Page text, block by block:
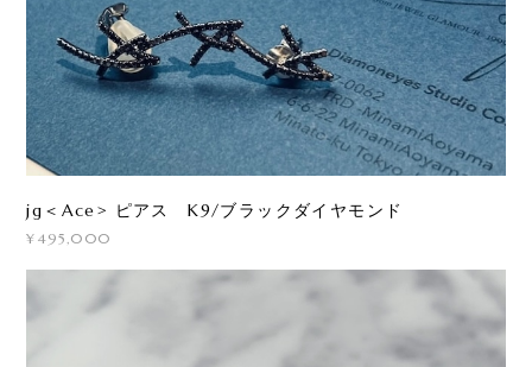
jg＜Ace> ピアス K9/ブラックダイヤモンド
¥495,000